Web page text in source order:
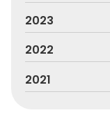
2023
2022
2021